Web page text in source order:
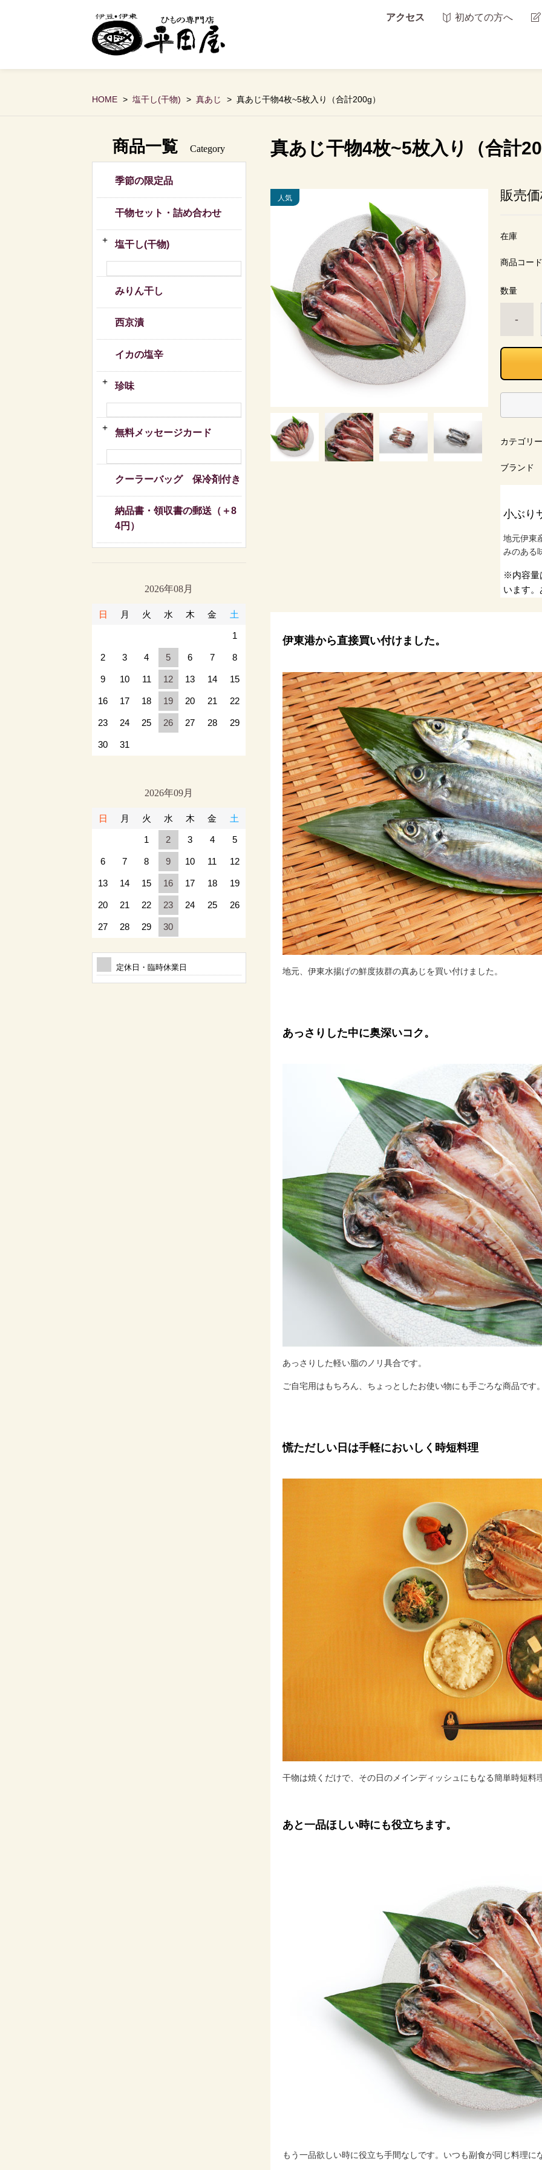
アクセス 初めての方へ
HOME 塩干し(干物) 真あじ 真あじ干物4枚~5枚入り（合計200g）
真あじ干物4枚~5枚入り（合計
販売
在庫
商品コード
数量
-
カテゴリー
ブランド
小ぶり
地元伊東
みのある
※内容量
います
伊東港から直接買い付けました。
地元、伊東水揚げの鮮度抜群の真あじを買い付けました。
あっさりした中に奥深いコク。
あっさりした軽い脂のノリ具合です。
ご自宅用はもちろん、ちょっとしたお使い物にも手ごろな商品です
慌ただしい日は手軽においしく時短料理
干物は焼くだけで、その日のメインディッシュにもなる簡単時短料
あと一品ほしい時にも役立ちます。
もう一品欲しい時に役立ち手間なしです。いつも副食が同じ料理
商品一覧 Category
季節の限定品
干物セット・詰め合わせ
塩干し(干物)
みりん干し
西京漬
イカの塩辛
珍味
無料メッセージカード
クーラーバッグ 保冷剤付き
納品書・領収書の郵送（＋8
4円）
2026年08月
日 月 火 水 木 金 土
1
2 3 4 5 6 7 8
9 10 11 12 13 14 15
16 17 18 19 20 21 22
23 24 25 26 27 28 29
30 31
2026年09月
日 月 火 水 木 金 土
1 2 3 4 5
6 7 8 9 10 11 12
13 14 15 16 17 18 19
20 21 22 23 24 25 26
27 28 29 30
定休日・臨時休業日